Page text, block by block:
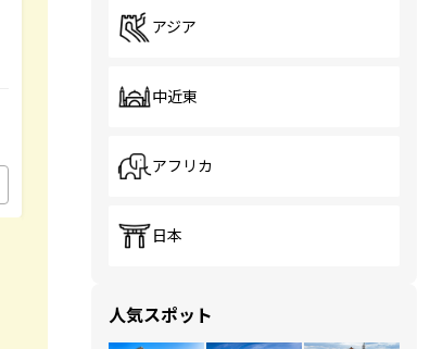
アジア
中近東
アフリカ
日本
人気スポット